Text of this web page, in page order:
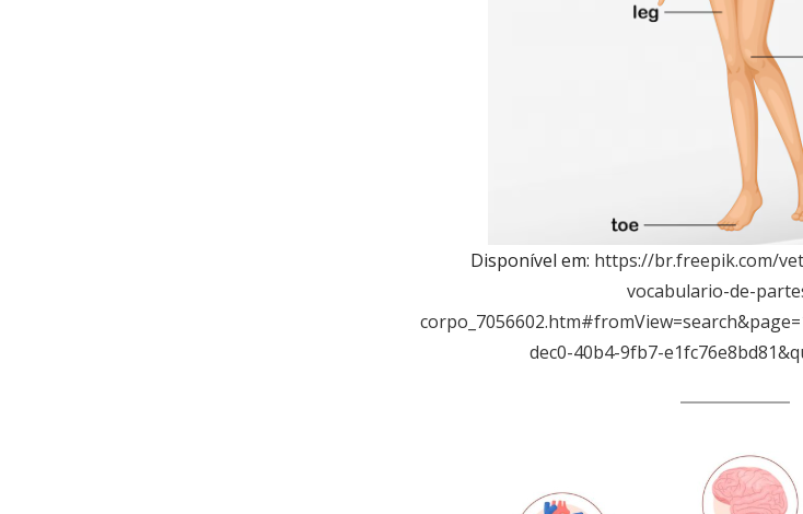
Disponível em: https://br.freepik.com/
vocabulario-de-
dec0-40b4-9fb7-